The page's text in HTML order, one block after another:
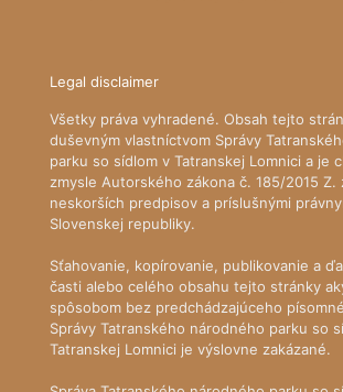
Legal disclaimer
Všetky práva vyhradené. Obsah tejto
duševným vlastníctvom Správy
parku so sídlom v Tatranskej Lomnici a je
zmysle Autorského zákona č. 185/2015 Z.
neskorších predpisov a príslušnými
Slovenskej republiky.
Sťahovanie, kopírovanie, publikovanie a
časti alebo celého obsahu tejto stránky
spôsobom bez predchádzajúceho
Správy Tatranského národného parku so
Tatranskej Lomnici je výslovne zakázané.